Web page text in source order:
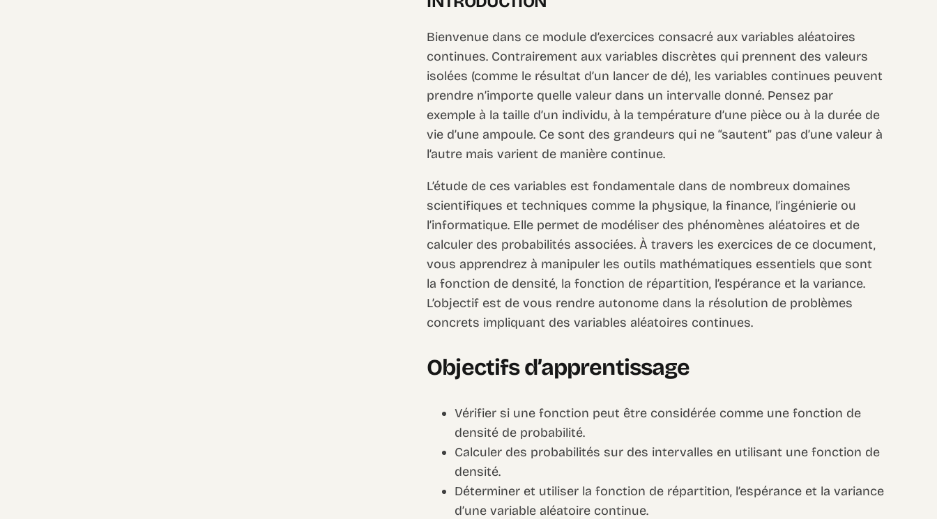
Bienvenue dans ce module d’exercices consacré aux variables aléatoires
continues. Contrairement aux variables discrètes qui prennent des valeurs
isolées (comme le résultat d’un lancer de dé), les variables continues peuvent
prendre n’importe quelle valeur dans un intervalle donné. Pensez par
exemple à la taille d’un individu, à la température d’une pièce ou à la durée de
vie d’une ampoule. Ce sont des grandeurs qui ne “sautent” pas d’une valeur à
l’autre mais varient de manière continue.
L’étude de ces variables est fondamentale dans de nombreux domaines
scientifiques et techniques comme la physique, la finance, l’ingénierie ou
l’informatique. Elle permet de modéliser des phénomènes aléatoires et de
calculer des probabilités associées. À travers les exercices de ce document,
vous apprendrez à manipuler les outils mathématiques essentiels que sont
la fonction de densité, la fonction de répartition, l’espérance et la variance.
L’objectif est de vous rendre autonome dans la résolution de problèmes
concrets impliquant des variables aléatoires continues.
Objectifs d’apprentissage
Vérifier si une fonction peut être considérée comme une fonction de
densité de probabilité.
Calculer des probabilités sur des intervalles en utilisant une fonction de
densité.
Déterminer et utiliser la fonction de répartition, l’espérance et la variance
d’une variable aléatoire continue.